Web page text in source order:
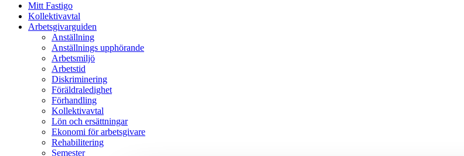
Mitt Fastigo
Kollektivavtal
Arbetsgivarguiden
Anställning
Anställnings upphörande
Arbetsmiljö
Arbetstid
Diskriminering
Föräldraledighet
Förhandling
Kollektivavtal
Lön och ersättningar
Ekonomi för arbetsgivare
Rehabilitering
Semester